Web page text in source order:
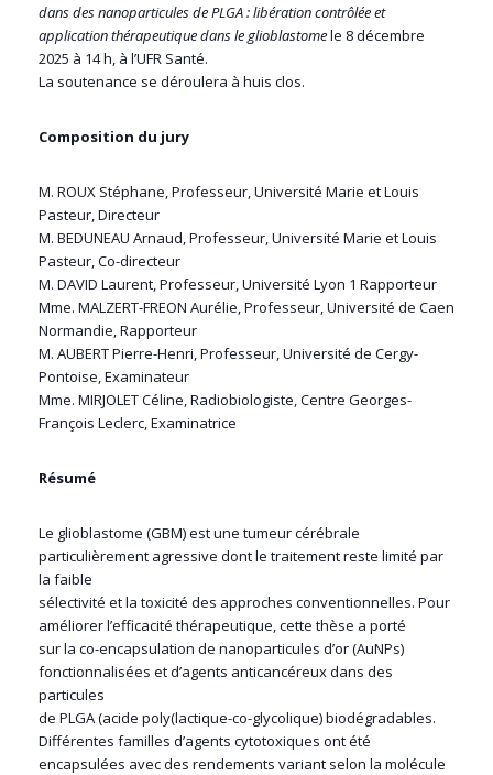
dans des nanoparticules de PLGA : libération contrôlée et
application thérapeutique dans le glioblastomele 8 décembre
2025 à 14 h, à l’UFR Santé.
La soutenance se déroulera à huis clos.
Composition du jury
M. ROUX Stéphane, Professeur, Université Marie et Louis
Pasteur, Directeur
M. BEDUNEAU Arnaud, Professeur, Université Marie et Louis
Pasteur, Co-directeur
M. DAVID Laurent, Professeur, Université Lyon 1 Rapporteur
Mme. MALZERT-FREON Aurélie, Professeur, Université de Caen
Normandie, Rapporteur
M. AUBERT Pierre-Henri, Professeur, Université de Cergy-
Pontoise, Examinateur
Mme. MIRJOLET Céline, Radiobiologiste, Centre Georges-
François Leclerc, Examinatrice
Résumé
Le glioblastome (GBM) est une tumeur cérébrale
particulièrement agressive dont le traitement reste limité par
la faible
sélectivité et la toxicité des approches conventionnelles. Pour
améliorer l’efficacité thérapeutique, cette thèse a porté
sur la co-encapsulation de nanoparticules d’or (AuNPs)
fonctionnalisées et d’agents anticancéreux dans des
particules
de PLGA (acide poly(lactique-co-glycolique) biodégradables.
Différentes familles d’agents cytotoxiques ont été
encapsulées avec des rendements variant selon la molécule